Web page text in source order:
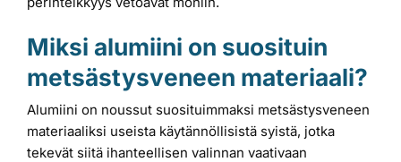
Miksi alumiini on suosituin
metsästysveneen materiaali?
Alumiini on noussut suosituimmaksi metsästysveneen
materiaaliksi useista käytännöllisistä syistä, jotka
tekevät siitä ihanteellisen valinnan vaativaan